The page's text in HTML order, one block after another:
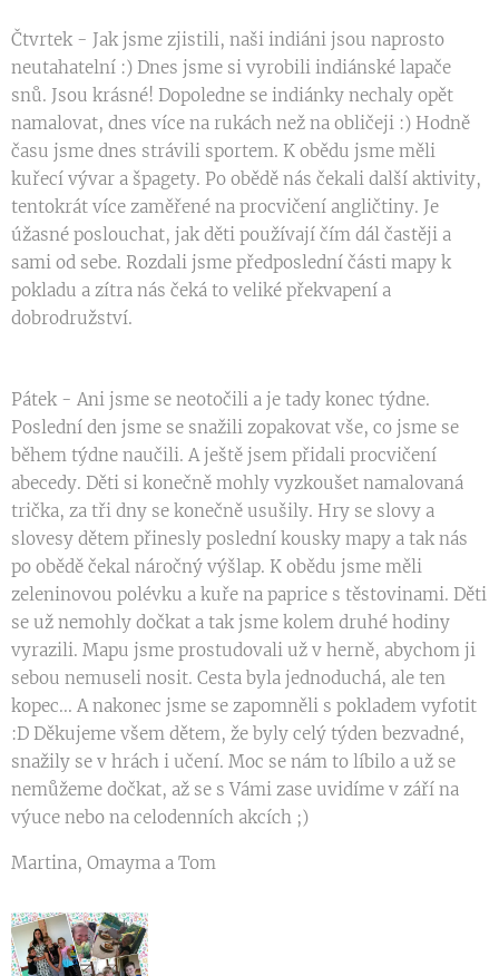
Čtvrtek - Jak jsme zjistili, naši indiáni jsou naprosto
neutahatelní :) Dnes jsme si vyrobili indiánské lapače
snů. Jsou krásné! Dopoledne se indiánky nechaly opět
namalovat, dnes více na rukách než na obličeji :) Hodně
času jsme dnes strávili sportem. K obědu jsme měli
kuřecí vývar a špagety. Po obědě nás čekali další aktivity,
tentokrát více zaměřené na procvičení angličtiny. Je
úžasné poslouchat, jak děti používají čím dál častěji a
sami od sebe. Rozdali jsme předposlední části mapy k
pokladu a zítra nás čeká to veliké překvapení a
dobrodružství.
Pátek - Ani jsme se neotočili a je tady konec týdne.
Poslední den jsme se snažili zopakovat vše, co jsme se
během týdne naučili. A ještě jsem přidali procvičení
abecedy. Děti si konečně mohly vyzkoušet namalovaná
trička, za tři dny se konečně usušily. Hry se slovy a
slovesy dětem přinesly poslední kousky mapy a tak nás
po obědě čekal náročný výšlap. K obědu jsme měli
zeleninovou polévku a kuře na paprice s těstovinami. Děti
se už nemohly dočkat a tak jsme kolem druhé hodiny
vyrazili. Mapu jsme prostudovali už v herně, abychom ji
sebou nemuseli nosit. Cesta byla jednoduchá, ale ten
kopec... A nakonec jsme se zapomněli s pokladem vyfotit
:D Děkujeme všem dětem, že byly celý týden bezvadné,
snažily se v hrách i učení. Moc se nám to líbilo a už se
nemůžeme dočkat, až se s Vámi zase uvidíme v září na
výuce nebo na celodenních akcích ;)
Martina, Omayma a Tom